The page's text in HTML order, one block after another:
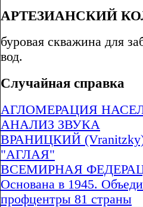
АРТЕЗИАНСКИЙ
буровая скважина для
вод.
Случайная справка
АГЛОМЕРАЦИЯ
АНАЛИЗ ЗВУКА
ВРАНИЦКИЙ (Vranitzky)
"АГЛАЯ"
ВСЕМИРНАЯ
Основана в 1945.
профцентры 81 страны